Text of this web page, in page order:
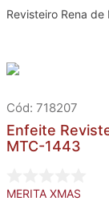
Revisteiro Rena
: 718207
Enfeite
MTC-1443
MERITA XMAS